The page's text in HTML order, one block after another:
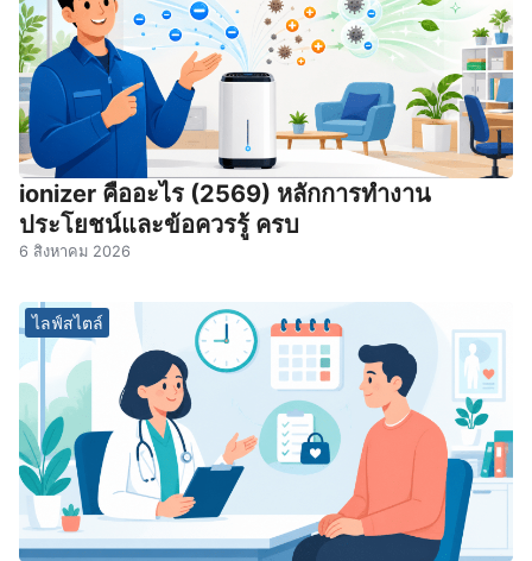
ionizer คืออะไร (2569) หลักการทำงาน
ประโยชน์และข้อควรรู้ ครบ
6 สิงหาคม 2026
ไลฟ์สไตล์